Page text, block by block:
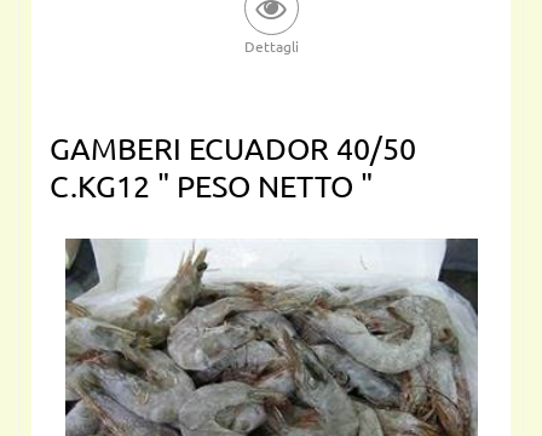
Dettagli
GAMBERI ECUADOR 40/50
C.KG12 " PESO NETTO "